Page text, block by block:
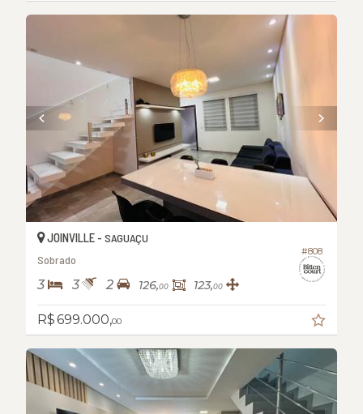
#808
JOINVILLE - SAGUAÇU
Sobrado
3 3 2 126,00 123,00
R$ 699.000,00